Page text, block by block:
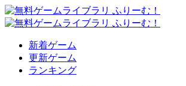
新着ゲーム
更新ゲーム
ランキング